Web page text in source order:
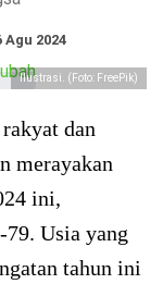
2024
Ilustrasi. (Foto: FreePik)
dan
merayakan
ini,
79. Usia yang
tahun ini